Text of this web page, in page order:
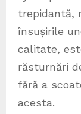
trepidantă,
însușirile
calitate,
răsturnări
fără a
acesta.